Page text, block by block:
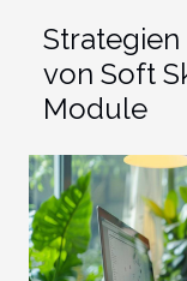
von Soft
Module